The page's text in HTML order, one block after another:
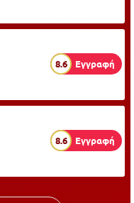
8.6 Εγγραφή
8.6 Εγγραφή